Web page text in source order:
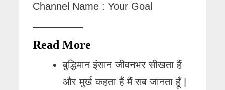
Channel Name :Your Goal
Read More
बुद्धिमान इंसान जीवनभर सीखता हैं
और मुर्ख कहता हैं मैं सब जानता हूँ |